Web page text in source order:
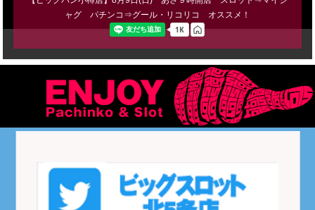
ャグ パチンコ⇒グール・リコリコ オススメ！